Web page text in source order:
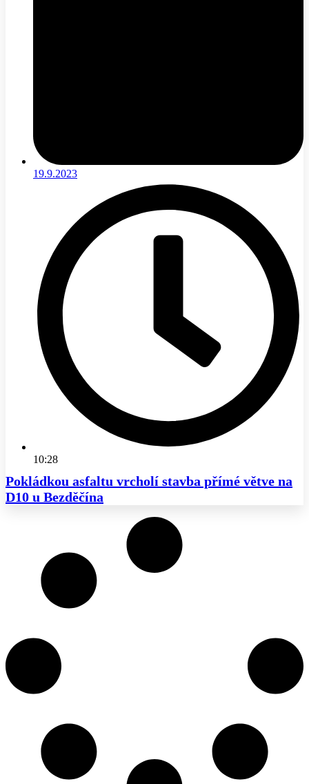
19.9.2023
10:28
Pokládkou asfaltu vrcholí stavba přímé větve na
D10 u Bezděčína